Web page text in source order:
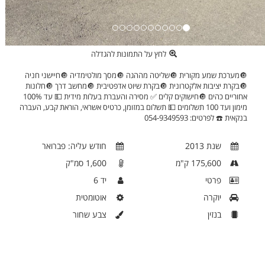
לחץ על התמונות להגדלה
🔘מערכת שמע מקורית 🔘שליטה מההגה 🔘מסך מולטימדיה 🔘חיישני חניה
🔘בקרת יציבות אלקטרונית 🔘בקרת שיוט אדפטיבית 🔘מחשב דרך 🔘חלונות
אחוריים כהים 🔘חישוקים קלים ✅ מסירה והעברת בעלות מידית 💵 עד 100%
מימון ועד 100 תשלומים 💵 תשלום במזומן, כרטיס אשראי, הוראת קבע, העברה
בנקאית ☎️ לפרטים: 054-9349593
שנת חודש עליה: פברואר
ק"מ
סמ"ק
פרטי
יד
יוקרה
אוטומטית
בנזין
צבע שחור